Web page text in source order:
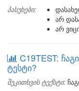
პასუხები:
არ
არ
C19TEST:
ტესტი?
შეკითხვის ტექსტი: